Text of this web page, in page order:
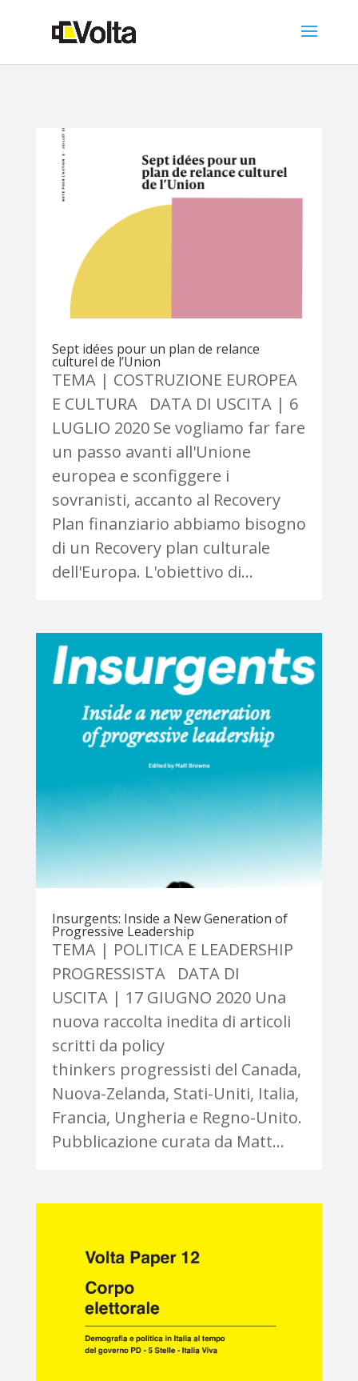
Sept idées pour un plan de relance
culturel de l’Union
TEMA | COSTRUZIONE EUROPEA
E CULTURA DATA DI USCITA | 6
LUGLIO 2020 Se vogliamo far fare
un passo avanti all'Unione
europea e sconfiggere i
sovranisti, accanto al Recovery
Plan finanziario abbiamo bisogno
di un Recovery plan culturale
dell'Europa. L'obiettivo di...
Insurgents: Inside a New Generation of
Progressive Leadership
TEMA | POLITICA E LEADERSHIP
PROGRESSISTA DATA DI
USCITA | 17 GIUGNO 2020 Una
nuova raccolta inedita di articoli
scritti da policy
thinkers progressisti del Canada,
Nuova-Zelanda, Stati-Uniti, Italia,
Francia, Ungheria e Regno-Unito.
Pubblicazione curata da Matt...